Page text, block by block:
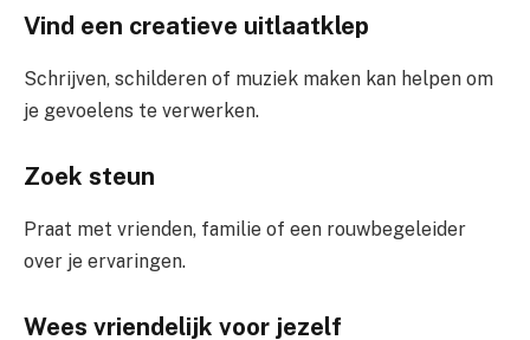
Vind een creatieve uitlaatklep
Schrijven, schilderen of muziek maken kan helpen om
je gevoelens te verwerken.
Zoek steun
Praat met vrienden, familie of een rouwbegeleider
over je ervaringen.
Wees vriendelijk voor jezelf